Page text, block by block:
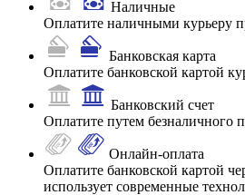
Наличные
Оплатите наличными курьеру
Банковская карта
Оплатите банковской картой
Банковский счет
Оплатите путем безналичного
Онлайн-оплата
Оплатите банковской картой
использует современные